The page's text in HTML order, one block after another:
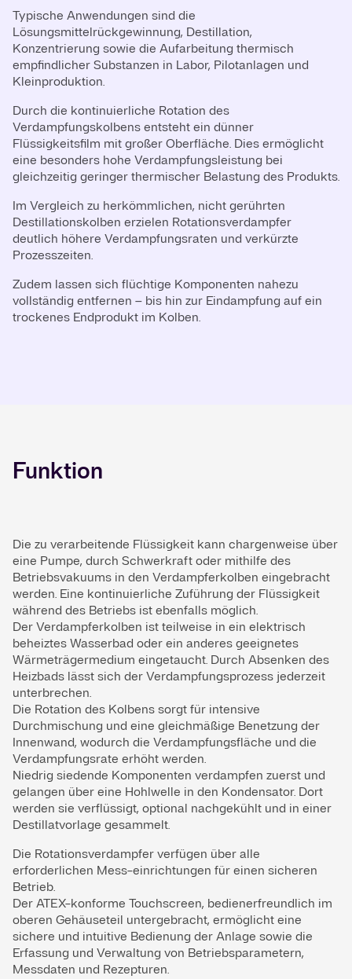
Typische Anwendungen sind die
Lösungsmittelrückgewinnung, Destillation,
Konzentrierung sowie die Aufarbeitung thermisch
empfindlicher Substanzen in Labor, Pilotanlagen und
Kleinproduktion.
Durch die kontinuierliche Rotation des
Verdampfungskolbens entsteht ein dünner
Flüssigkeitsfilm mit großer Oberfläche. Dies ermöglicht
eine besonders hohe Verdampfungsleistung bei
gleichzeitig geringer thermischer Belastung des Produkts.
Im Vergleich zu herkömmlichen, nicht gerührten
Destillationskolben erzielen Rotationsverdampfer
deutlich höhere Verdampfungsraten und verkürzte
Prozesszeiten.
Zudem lassen sich flüchtige Komponenten nahezu
vollständig entfernen – bis hin zur Eindampfung auf ein
trockenes Endprodukt im Kolben.
Funktion
Die zu verarbeitende Flüssigkeit kann chargenweise über
eine Pumpe, durch Schwerkraft oder mithilfe des
Betriebsvakuums in den Verdampferkolben eingebracht
werden. Eine kontinuierliche Zuführung der Flüssigkeit
während des Betriebs ist ebenfalls möglich.
Der Verdampferkolben ist teilweise in ein elektrisch
beheiztes Wasserbad oder ein anderes geeignetes
Wärmeträgermedium eingetaucht. Durch Absenken des
Heizbads lässt sich der Verdampfungsprozess jederzeit
unterbrechen.
Die Rotation des Kolbens sorgt für intensive
Durchmischung und eine gleichmäßige Benetzung der
Innenwand, wodurch die Verdampfungsfläche und die
Verdampfungsrate erhöht werden.
Niedrig siedende Komponenten verdampfen zuerst und
gelangen über eine Hohlwelle in den Kondensator. Dort
werden sie verflüssigt, optional nachgekühlt und in einer
Destillatvorlage gesammelt.
Die Rotationsverdampfer verfügen über alle
erforderlichen Mess-einrichtungen für einen sicheren
Betrieb.
Der ATEX-konforme Touchscreen, bedienerfreundlich im
oberen Gehäuseteil untergebracht, ermöglicht eine
sichere und intuitive Bedienung der Anlage sowie die
Erfassung und Verwaltung von Betriebsparametern,
Messdaten und Rezepturen.